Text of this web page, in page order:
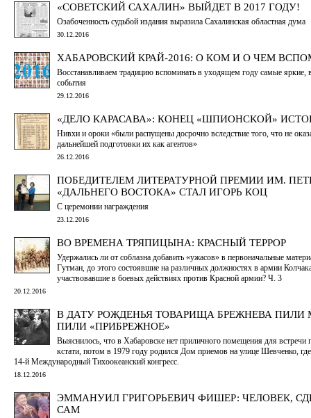
«СОВЕТСКИЙ САХАЛИН» ВЫЙДЕТ В 2017 ГОДУ!
Озабоченность судьбой издания выразила Сахалинская областная дума
30.12.2016
ХАБАРОВСКИЙ КРАЙ-2016: О КОМ И О ЧЕМ
Восстанавливаем традицию вспоминать в уходящем году самые
события
29.12.2016
«ДЕЛО КАРАСАВА»: КОНЕЦ «ШПИОНСКОЙ»
Нивхи и ороки «были распущены досрочно вследствие того, что не
дальнейшей подготовки их как агентов»
26.12.2016
ПОБЕДИТЕЛЕМ ЛИТЕРАТУРНОЙ ПРЕМИИ ИМ.
«ДАЛЬНЕГО ВОСТОКА» СТАЛ ИГОРЬ КОЦ
С церемонии награждения
23.12.2016
ВО ВРЕМЕНА ТРЯПИЦЫНА: КРАСНЫЙ ТЕРРОР
Удержались ли от соблазна добавить «ужасов» в первоначальные
Гутман, до этого состоявшие на различных должностях в армии
участвовавшие в боевых действиях против Красной армии? Ч. 3
20.12.2016
В ДАТУ РОЖДЕНЬЯ ТОВАРИЩА БРЕЖНЕВА ПИЛИ
ПИЛИ «ПРИБРЕЖНОЕ»
Выяснилось, что в Хабаровске нет приличного помещения для
кстати, потом в 1979 году родился Дом приемов на улице Шевченко,
14-й Международный Тихоокеанский конгресс.
18.12.2016
ЭММАНУИЛ ГРИГОРЬЕВИЧ ФИШЕР: ЧЕЛОВЕК,
САМ